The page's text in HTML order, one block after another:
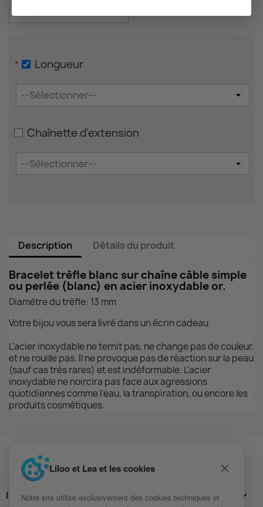
Liloo et Lea et les cookies
Notre site utilise exclusivement des cookies techniques et
* Longueur
Chaînette d'extension
Description Détails du produit
Bracelet trèfle blanc sur chaîne câble simple
ou perlée (blanc) en acier inoxydable or.
Diamètre du trèfle: 13 mm
Votre bijou vous sera livré dans un écrin cadeau.
L'acier inoxydable ne ternit pas, ne change pas de couleur,
et ne rouille pas. Il ne provoque pas de réaction sur la peau
(sauf cas très rares) et est indéformable. L'acier
inoxydable ne noircira pas face aux agressions
quotidiennes comme l'eau, la transpiration, ou encore les
produits cosmétiques.
INFORMATIONS 